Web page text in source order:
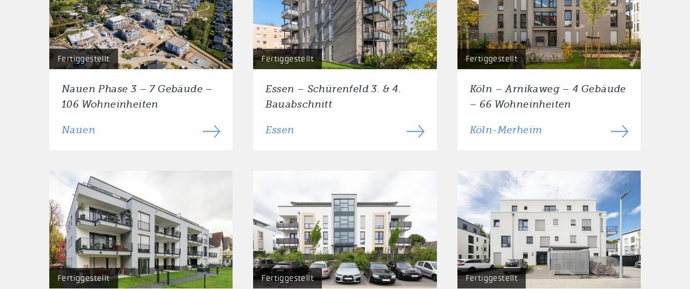
Fertiggestellt
Nauen Phase 3 – 7 Gebäude –
106 Wohneinheiten
Nauen
Fertiggestellt
Essen – Schürenfeld 3. & 4.
Bauabschnitt
Essen
Fertiggestellt
Köln – Arnikaweg – 4 Gebäude
– 66 Wohneinheiten
Köln-Merheim
Fertiggestellt Fertiggestellt Fertiggestellt